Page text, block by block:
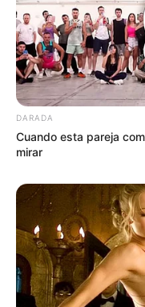
DARADA
Cuando esta pareja
mirar